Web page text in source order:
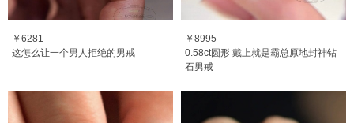
￥6281
这怎么让一个男人拒绝的男戒
￥8995
0.58ct圆形 戴上就是霸总原地封神钻
石男戒